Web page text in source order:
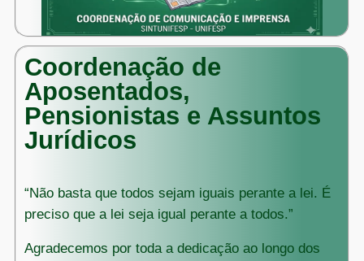
Coordenação de
Aposentados,
Pensionistas e Assuntos
Jurídicos
“Não basta que todos sejam iguais perante a lei. É
preciso que a lei seja igual perante a todos.”
Agradecemos por toda a dedicação ao longo dos